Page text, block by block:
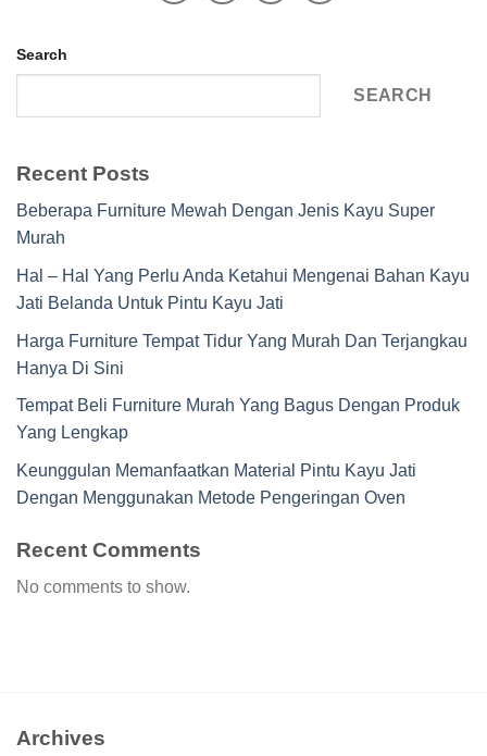
Search
SEARCH
Recent Posts
Beberapa Furniture Mewah Dengan Jenis Kayu Super
Murah
Hal – Hal Yang Perlu Anda Ketahui Mengenai Bahan Kayu
Jati Belanda Untuk Pintu Kayu Jati
Harga Furniture Tempat Tidur Yang Murah Dan Terjangkau
Hanya Di Sini
Tempat Beli Furniture Murah Yang Bagus Dengan Produk
Yang Lengkap
Keunggulan Memanfaatkan Material Pintu Kayu Jati
Dengan Menggunakan Metode Pengeringan Oven
Recent Comments
No comments to show.
Archives